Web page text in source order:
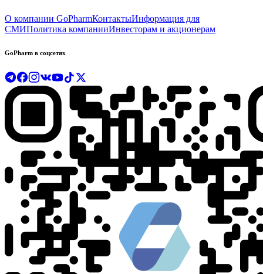
О компании GoPharmКонтактыИнформация для
СМИПолитика компанииИнвесторам и акционерам
GoPharm в соцсетях